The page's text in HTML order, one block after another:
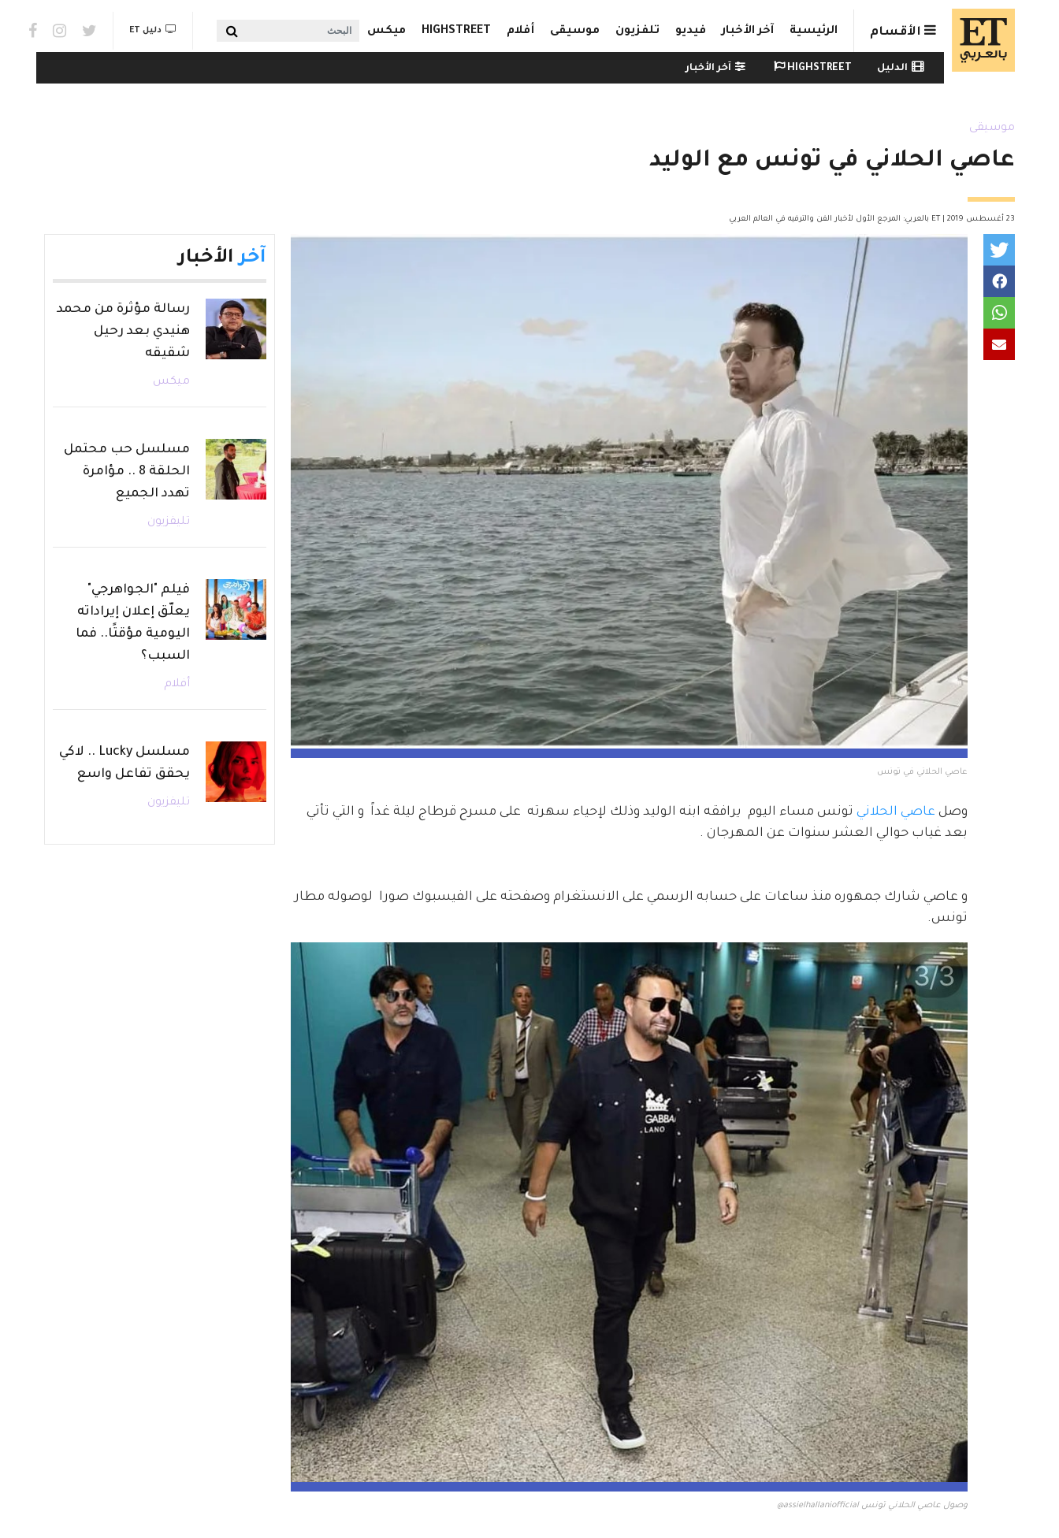
Skip to main content
الأقسام الرئيسية آخر الأخبار فيديو تلفزيون موسيقى أفلام HIGHSTREET ميكس البحث links & Watch
دليل ET
Watch menu
الدليل HIGHSTREET آخر الأخبار
موسيقى
عاصي الحلاني في تونس مع الوليد
23 أغسطس 2019 | ET بالعربي: المرجع الأول لأخبار الفن والترفيه في العالم العربي
عاصي الحلاني في تونس
وصل عاصي الحلاني تونس مساء اليوم  يرافقه ابنه الوليد وذلك لإحياء سهرته  على مسرح قرطاج ليلة غداً  و التي تأتي
بعد غياب حوالي العشر سنوات عن المهرجان .
و عاصي شارك جمهوره منذ ساعات على حسابه الرسمي على الانستغرام وصفحته على الفيسبوك صورا  لوصوله مطار
تونس.
وصول عاصي الحلاني تونس assielhallaniofficial@
آخر الأخبار
رسالة مؤثرة من محمد
هنيدي بعد رحيل
شقيقه
ميكس
مسلسل حب محتمل
الحلقة 8 .. مؤامرة
تهدد الجميع
تليفزيون
فيلم "الجواهرجي"
يعلّق إعلان إيراداته
اليومية مؤقتًا.. فما
السبب؟
أفلام
مسلسل Lucky .. لاكي
يحقق تفاعل واسع
تليفزيون